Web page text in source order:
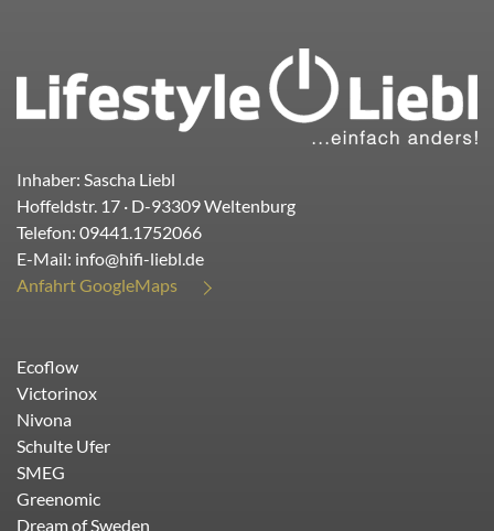
Inhaber: Sascha Liebl
Hoffeldstr. 17 · D-93309Weltenburg
Telefon: 09441.1752066
E-Mail: info@hifi-liebl.de
Anfahrt GoogleMaps
Ecoflow
Victorinox
Nivona
Schulte Ufer
SMEG
Greenomic
Dream of Sweden